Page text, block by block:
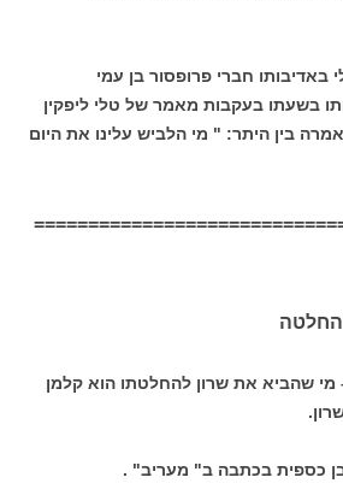
חברי פרופסור בן עמי
בשעתו בעקבות מאמר של טלי ליפקין
בין היתר: " מי הלביש עלינו את היום
מי שהביא את שרון להחלטתו הוא קלמן
כספית בכתבה ב" מעריב" .